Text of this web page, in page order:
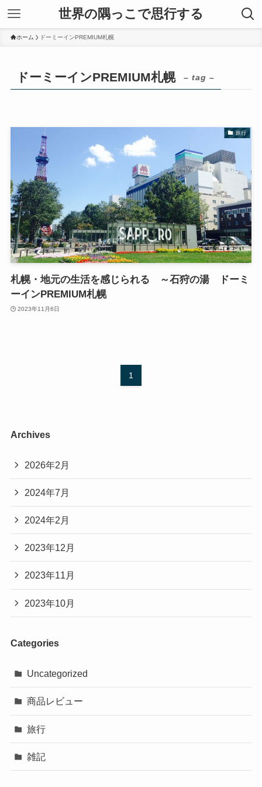
世界の隅っこで思行する
ホーム ドーミーインPREMIUM札幌
ドーミーインPREMIUM札幌 – tag –
旅行
札幌・地元の生活を感じられる ～石狩の湯 ドーミ
ーインPREMIUM札幌
2023年11月6日
1
Archives
2026年2月
2024年7月
2024年2月
2023年12月
2023年11月
2023年10月
Categories
Uncategorized
商品レビュー
旅行
雑記